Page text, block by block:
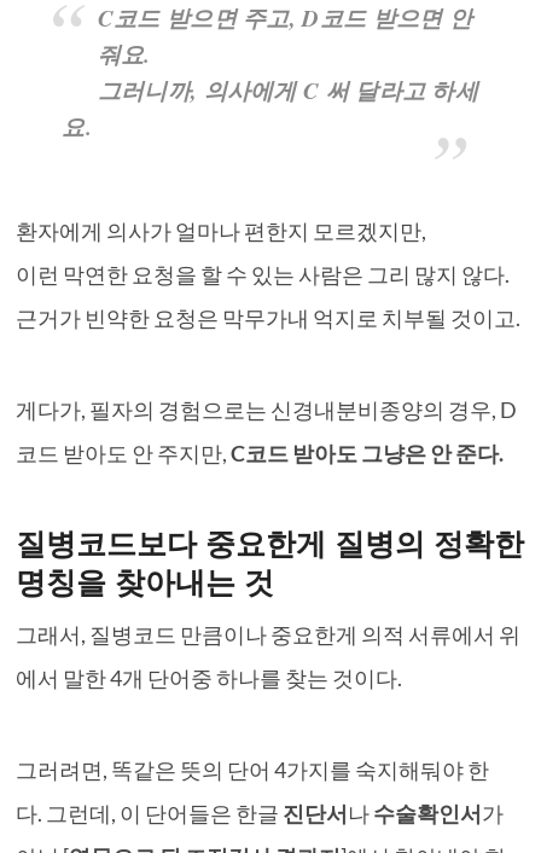
C코드 받으면 주고, D코드 받으면 안
줘요.
그러니까, 의사에게 C 써 달라고 하세
요.
환자에게 의사가 얼마나 편한지 모르겠지만,
이런 막연한 요청을 할 수 있는 사람은 그리 많지 않다.
근거가 빈약한 요청은 막무가내 억지로 치부될 것이고.
게다가, 필자의 경험으로는 신경내분비종양의 경우, D
코드 받아도 안 주지만,C코드 받아도 그냥은 안 준다.
질병코드보다 중요한게 질병의 정확한
명칭을 찾아내는 것
그래서, 질병코드 만큼이나 중요한게 의적 서류에서 위
에서 말한 4개 단어중 하나를 찾는 것이다.
그러려면, 똑같은 뜻의 단어 4가지를 숙지해둬야 한
다. 그런데, 이 단어들은 한글 진단서나수술확인서가